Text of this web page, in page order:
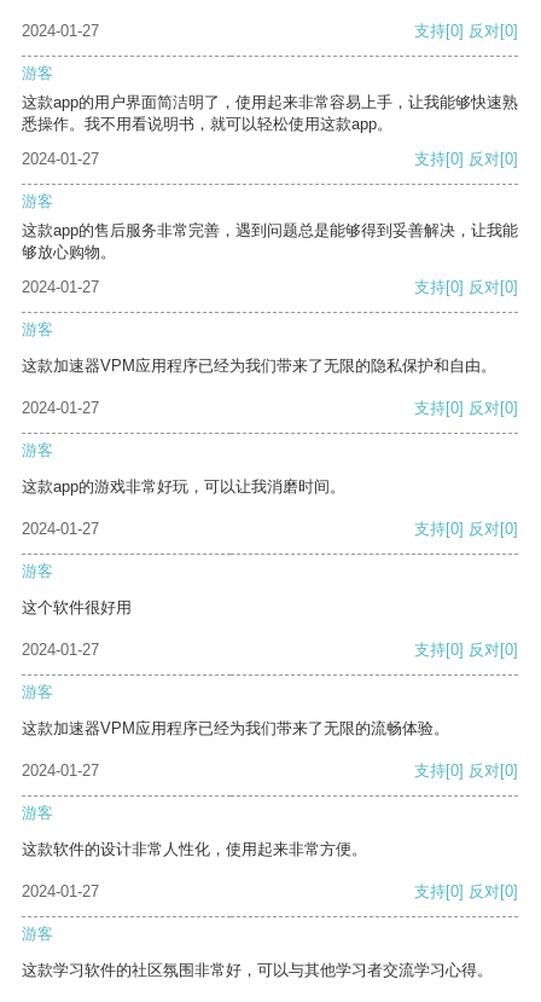
2024-01-27 支持[0] 反对[0]
游客
这款app的用户界面简洁明了，使用起来非常容易上手，让我能够快速熟
悉操作。我不用看说明书，就可以轻松使用这款app。
2024-01-27
支持[0] 反对[0]
游客
这款app的售后服务非常完善，遇到问题总是能够得到妥善解决，让我能
够放心购物。
2024-01-27
支持[0] 反对[0]
游客
这款加速器VPM应用程序已经为我们带来了无限的隐私保护和自由。
2024-01-27 支持[0] 反对[0]
游客
这款app的游戏非常好玩，可以让我消磨时间。
2024-01-27 支持[0] 反对[0]
游客
这个软件很好用
2024-01-27 支持[0] 反对[0]
游客
这款加速器VPM应用程序已经为我们带来了无限的流畅体验。
2024-01-27 支持[0] 反对[0]
游客
这款软件的设计非常人性化，使用起来非常方便。
2024-01-27 支持[0] 反对[0]
游客
这款学习软件的社区氛围非常好，可以与其他学习者交流学习心得。